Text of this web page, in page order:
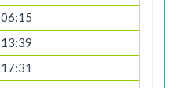
06:15
13:39
17:31